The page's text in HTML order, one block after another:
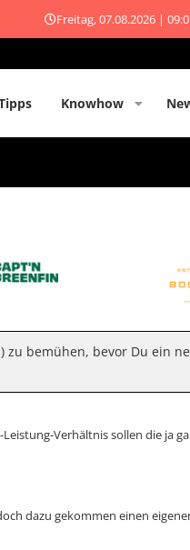
Freitag, 07.08.2026 |
Knowhow
bemühen, bevor Du ein
Verhältnis sollen die ja
dazu gekommen einen